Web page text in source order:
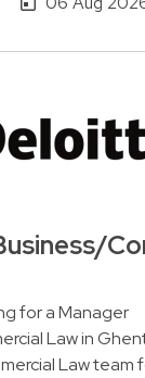
for a Manager
Law in
Law team